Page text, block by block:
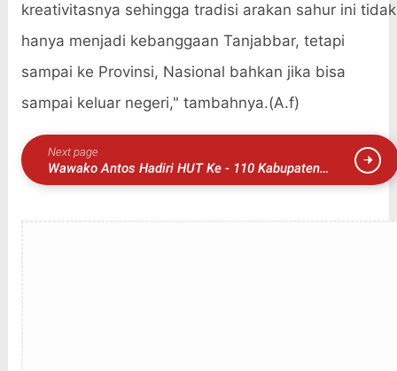
kreativitasnya sehingga tradisi arakan sahur ini tidak
hanya menjadi kebanggaan Tanjabbar, tetapi
sampai ke Provinsi, Nasional bahkan jika bisa
sampai keluar negeri," tambahnya.(A.f)
Next page
Wawako Antos Hadiri HUT Ke - 110 Kabupaten
Solok.